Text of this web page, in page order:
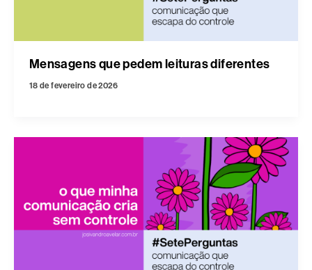
Mensagens que pedem leituras diferentes
18 de fevereiro de 2026